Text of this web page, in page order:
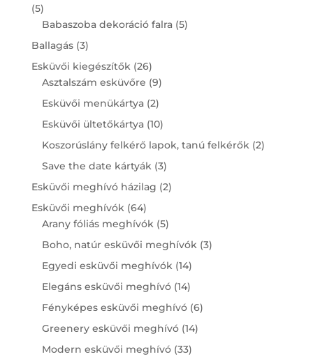
55
products
Babaszoba dekoráció falra 55
Ballagás 33
products
Esküvői kiegészítők 2626
products
Asztalszám esküvőre 99
products
Esküvői menükártya 22
products
Esküvői ültetőkártya 1010
products
Koszorúslány felkérő lapok, tanú felkérők 22
Save the date kártyák 33
products
Esküvői meghívó házilag 22
Esküvői meghívók 6464
products
Arany fóliás meghívók 55
products
Boho, natúr esküvői meghívók 33
Egyedi esküvői meghívók 1414
products
Elegáns esküvői meghívó 1414
products
Fényképes esküvői meghívó 66
Greenery esküvői meghívó 1414
Modern esküvői meghívó 3333